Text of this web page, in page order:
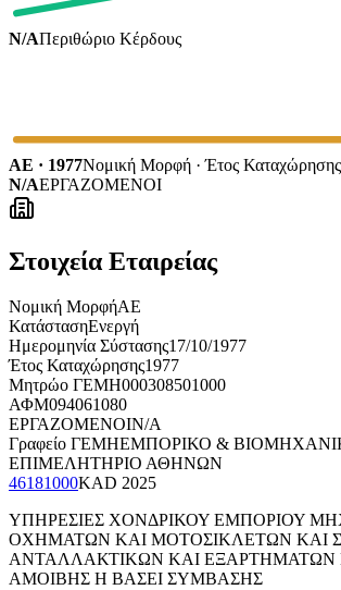
N/AΠεριθώριο Κέρδους
ΑΕ · 1977Νομική Μορφή · Έτος Καταχώρησης
N/AΕΡΓΑΖΟΜΕΝΟΙ
Στοιχεία Εταιρείας
Νομική ΜορφήΑΕ
ΚατάστασηΕνεργή
Ημερομηνία Σύστασης17/10/1977
Έτος Καταχώρησης1977
Μητρώο ΓΕΜΗ000308501000
ΑΦΜ094061080
ΕΡΓΑΖΟΜΕΝΟΙN/A
Γραφείο ΓΕΜΗΕΜΠΟΡΙΚΟ &
ΕΠΙΜΕΛΗΤΗΡΙΟ ΑΘΗΝΩΝ
46181000KAD 2025
ΥΠΗΡΕΣΙΕΣ ΧΟΝΔΡΙΚΟΥ ΕΜΠΟΡΙΟΥ
ΟΧΗΜΑΤΩΝ ΚΑΙ ΜΟΤΟΣΙΚΛΕΤΩΝ ΚΑΙ
ΑΝΤΑΛΛΑΚΤΙΚΩΝ ΚΑΙ ΕΞΑΡΤΗΜΑΤΩΝ
ΑΜΟΙΒΗΣ Η ΒΑΣΕΙ ΣΥΜΒΑΣΗΣ